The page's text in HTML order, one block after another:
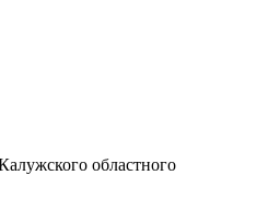
областного